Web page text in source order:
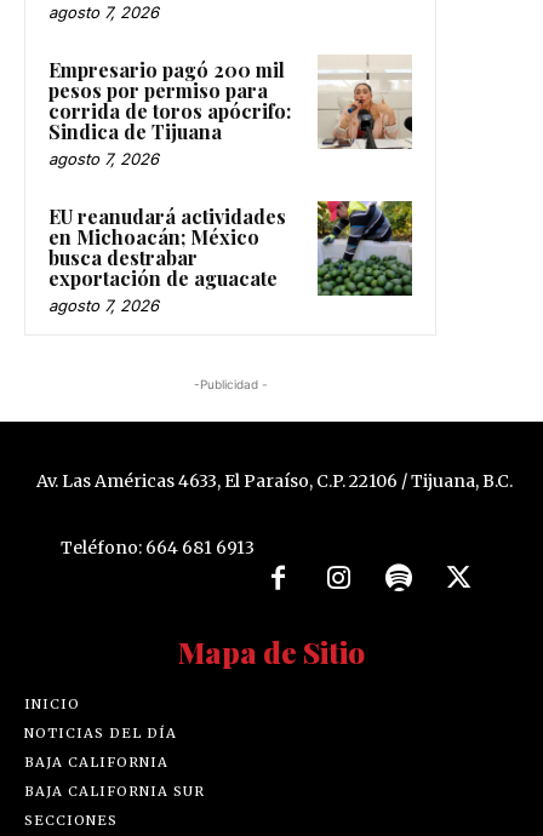
agosto 7, 2026
Empresario pagó 200 mil
pesos por permiso para
corrida de toros apócrifo:
Sindica de Tijuana
agosto 7, 2026
EU reanudará actividades
en Michoacán; México
busca destrabar
exportación de aguacate
agosto 7, 2026
-Publicidad -
Av. Las Américas 4633, El Paraíso, C.P. 22106 / Tijuana, B.C.
Teléfono: 664 681 6913
Mapa de Sitio
INICIO
NOTICIAS DEL DÍA
BAJA CALIFORNIA
BAJA CALIFORNIA SUR
SECCIONES